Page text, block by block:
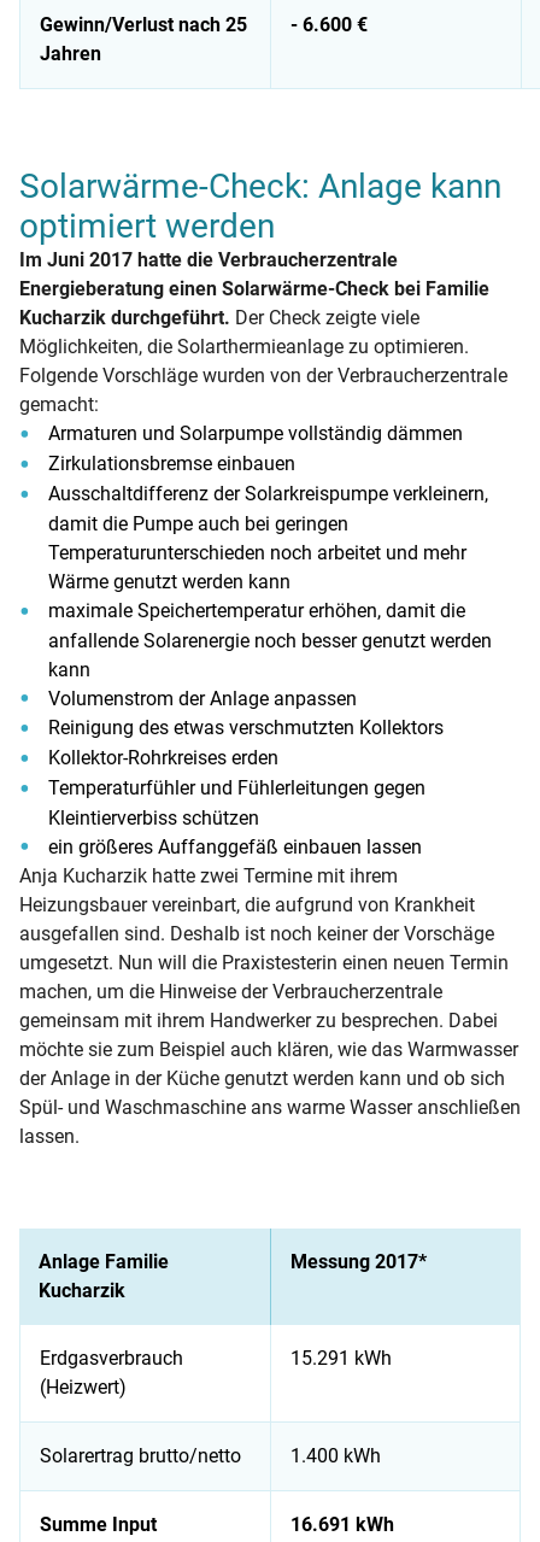
Gewinn/Verlust nach 25
Jahren
- 6.600 €
Solarwärme-Check: Anlage kann
optimiert werden
Im Juni 2017 hatte die Verbraucherzentrale
Energieberatung einen Solarwärme-Check bei Familie
Kucharzik durchgeführt. Der Check zeigte viele
Möglichkeiten, die Solarthermieanlage zu optimieren.
Folgende Vorschläge wurden von der Verbraucherzentrale
gemacht:
Armaturen und Solarpumpe vollständig dämmen
Zirkulationsbremse einbauen
Ausschaltdifferenz der Solarkreispumpe verkleinern,
damit die Pumpe auch bei geringen
Temperaturunterschieden noch arbeitet und mehr
Wärme genutzt werden kann
maximale Speichertemperatur erhöhen, damit die
anfallende Solarenergie noch besser genutzt werden
kann
Volumenstrom der Anlage anpassen
Reinigung des etwas verschmutzten Kollektors
Kollektor-Rohrkreises erden
Temperaturfühler und Fühlerleitungen gegen
Kleintierverbiss schützen
ein größeres Auffanggefäß einbauen lassen
Anja Kucharzik hatte zwei Termine mit ihrem
Heizungsbauer vereinbart, die aufgrund von Krankheit
ausgefallen sind. Deshalb ist noch keiner der Vorschäge
umgesetzt. Nun will die Praxistesterin einen neuen Termin
machen, um die Hinweise der Verbraucherzentrale
gemeinsam mit ihrem Handwerker zu besprechen. Dabei
möchte sie zum Beispiel auch klären, wie das Warmwasser
der Anlage in der Küche genutzt werden kann und ob sich
Spül- und Waschmaschine ans warme Wasser anschließen
lassen.
Anlage Familie
Kucharzik
Messung 2017*
Erdgasverbrauch
(Heizwert)
15.291 kWh
Solarertrag brutto/netto 1.400 kWh
Summe Input 16.691 kWh